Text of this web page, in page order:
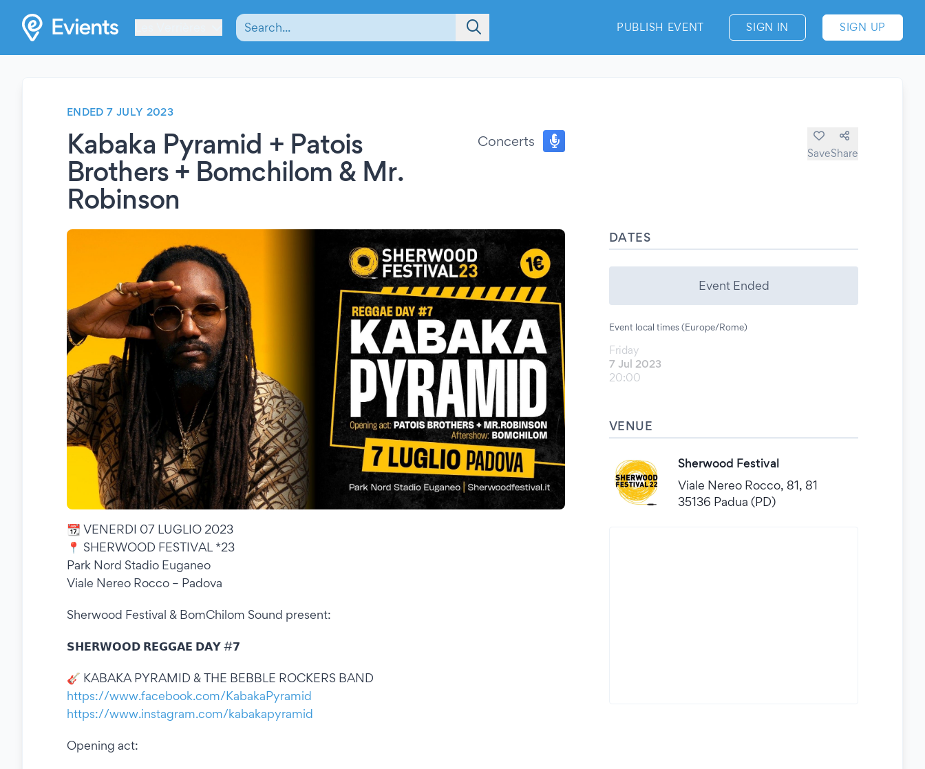
PUBLISH EVENT SIGN IN SIGN UP
ENDED 7 JULY 2023
Kabaka Pyramid + Patois
Brothers + Bomchilom & Mr.
Robinson
Concerts
SaveShare
📆 VENERDI 07 LUGLIO 2023
📍 SHERWOOD FESTIVAL *23
Park Nord Stadio Euganeo
Viale Nereo Rocco – Padova
Sherwood Festival & BomChilom Sound present:
𝗦𝗛𝗘𝗥𝗪𝗢𝗢𝗗 𝗥𝗘𝗚𝗚𝗔𝗘 𝗗𝗔𝗬 #𝟳
🎸 KABAKA PYRAMID & THE BEBBLE ROCKERS BAND
https://www.facebook.com/KabakaPyramid
https://www.instagram.com/kabakapyramid
Opening act:
DATES
Event Ended
Event local times (Europe/Rome)
Friday
7 Jul 2023
20:00
VENUE
Sherwood Festival
Viale Nereo Rocco, 81, 81
35136 Padua (PD)